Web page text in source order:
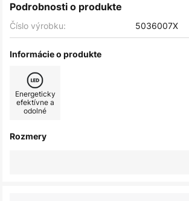
Podrobnosti o produkte
Číslo výrobku: 5036007X
Informácie o produkte
Energeticky
efektívne a
odolné
Rozmery